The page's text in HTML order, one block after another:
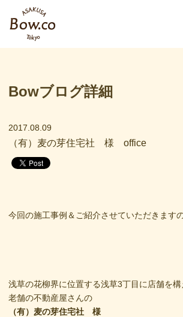
Bowブログ詳細
2017.08.09
（有）麦の芽住宅社 様 office
今回の施工事例＆ご紹介させていただきます
浅草の花柳界に位置する浅草3丁目に店舗を構
老舗の不動産屋さんの
（有）麦の芽住宅社 様